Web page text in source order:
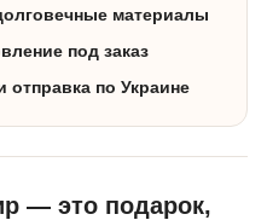
материалы
под заказ
отправка по Украине
— это подарок,